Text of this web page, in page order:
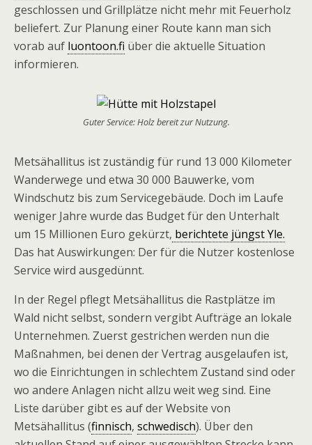
geschlossen und Grillplätze nicht mehr mit Feuerholz
beliefert. Zur Planung einer Route kann man sich
vorab auf luontoon.fi über die aktuelle Situation
informieren.
Guter Service: Holz bereit zur Nutzung.
Metsähallitus ist zuständig für rund 13 000 Kilometer
Wanderwege und etwa 30 000 Bauwerke, vom
Windschutz bis zum Servicegebäude. Doch im Laufe
weniger Jahre wurde das Budget für den Unterhalt
um 15 Millionen Euro gekürzt, berichtete jüngst Yle.
Das hat Auswirkungen: Der für die Nutzer kostenlose
Service wird ausgedünnt.
In der Regel pflegt Metsähallitus die Rastplätze im
Wald nicht selbst, sondern vergibt Aufträge an lokale
Unternehmen. Zuerst gestrichen werden nun die
Maßnahmen, bei denen der Vertrag ausgelaufen ist,
wo die Einrichtungen in schlechtem Zustand sind oder
wo andere Anlagen nicht allzu weit weg sind. Eine
Liste darüber gibt es auf der Website von
Metsähallitus (finnisch, schwedisch). Über den